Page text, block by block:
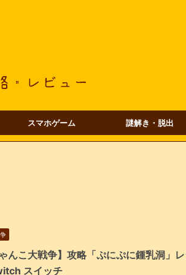
スマホゲーム 謎解き・脱出
んこ大戦争】攻略「ぷにぷに鍾乳洞」
スイッチ